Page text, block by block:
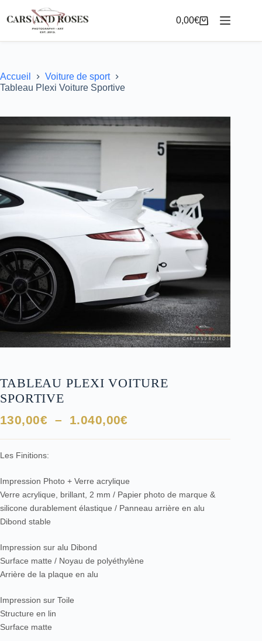
au
contenu
Panier
0,00€
Accueil
Voiture de sport
Tableau Plexi Voiture Sportive
TABLEAU PLEXI VOITURE
SPORTIVE
130,00€ – 1.040,00€Plage
1.040,00€
Les Finitions:
Impression Photo + Verre acrylique
Verre acrylique, brillant, 2 mm / Papier photo de marque &
silicone durablement élastique / Panneau arrière en alu
Dibond stable
Impression sur alu Dibond
Surface matte / Noyau de polyéthylène
Arrière de la plaque en alu
Impression sur Toile
Structure en lin
Surface matte